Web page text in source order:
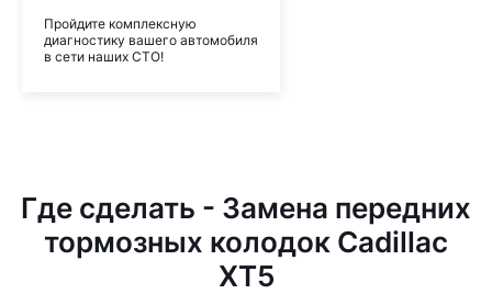
Пройдите комплексную
диагностику вашего автомобиля
в сети наших СТО!
Где сделать - Замена передних
тормозных колодок Cadillac
XT5